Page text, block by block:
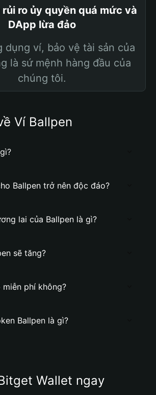
rủi ro ủy quyền quá mức và
DApp lừa đảo
dụng ví, bảo vệ tài sản của
là sứ mệnh hàng đầu của
chúng tôi.
Ví Ballpen
Ballpen trở nên độc đáo?
lai của Ballpen là gì?
sẽ tăng?
miễn phí không?
Ballpen là gì?
Wallet ngay